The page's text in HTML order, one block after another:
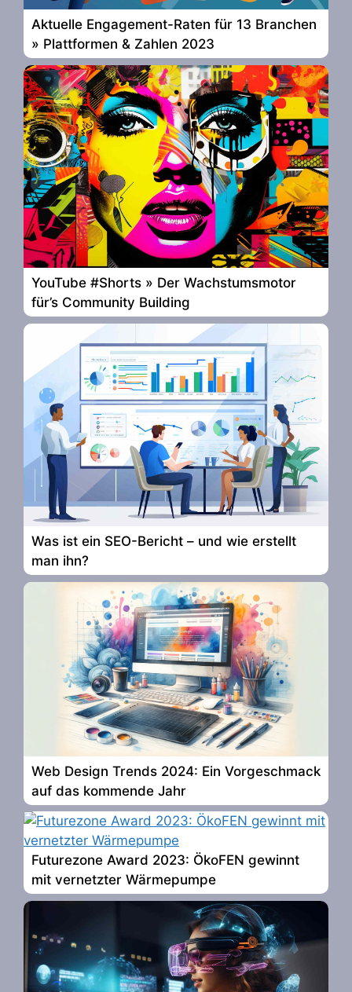
Aktuelle Engagement-Raten für 13 Branchen
» Plattformen & Zahlen 2023
YouTube #Shorts » Der Wachstumsmotor
für’s Community Building
Was ist ein SEO-Bericht – und wie erstellt
man ihn?
Web Design Trends 2024: Ein Vorgeschmack
auf das kommende Jahr
Futurezone Award 2023: ÖkoFEN gewinnt
mit vernetzter Wärmepumpe